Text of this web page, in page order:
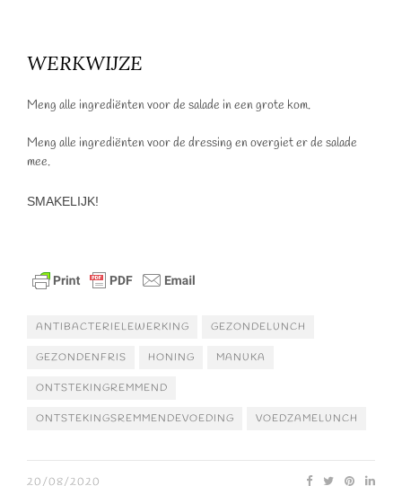
WERKWIJZE
Meng alle ingrediënten voor de salade in een grote kom.
Meng alle ingrediënten voor de dressing en overgiet er de salade
mee.
SMAKELIJK!
ANTIBACTERIELEWERKING GEZONDELUNCH
GEZONDENFRIS HONING MANUKA
ONTSTEKINGREMMEND
ONTSTEKINGSREMMENDEVOEDING VOEDZAMELUNCH
20/08/2020